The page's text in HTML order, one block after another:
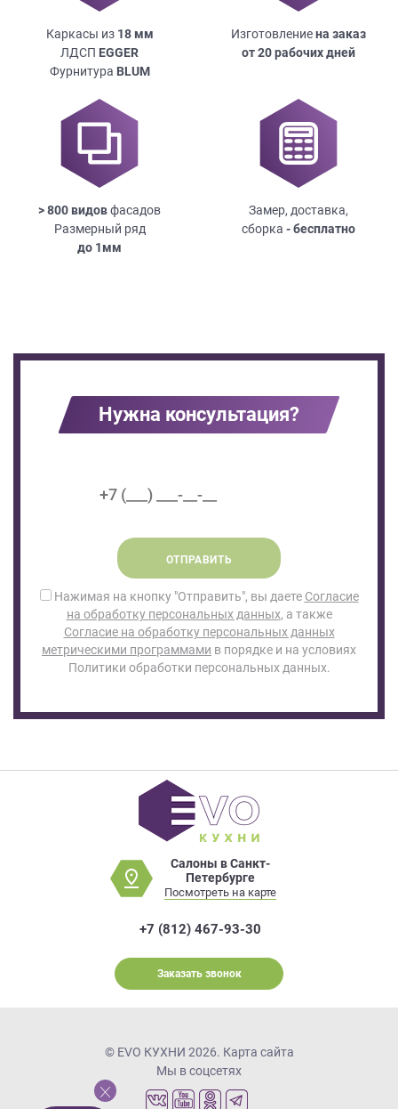
Каркасы из 18мм
ЛДСП EGGER
Фурнитура BLUM
Изготовлениена заказ
от 20 рабочих дней
> 800 видовфасадов
Размерный ряд
до 1мм
Замер, доставка,
сборка - бесплатно
Нужна консультация?
ОТПРАВИТЬ
Нажимая на кнопку "Отправить", вы даете Согласие
на обработку персональных данных, а также
Согласие на обработку персональных данных
метрическими программами в порядке и на условиях
Политики обработки персональных данных.
Салоны в Санкт-
Петербурге
Посмотреть на карте
+7 (812) 467-93-30
Заказать звонок
© EVO КУХНИ 2026. Карта сайта
Мы в соцсетях